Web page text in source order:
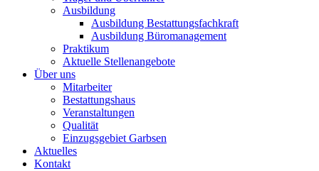
Ausbildung
Ausbildung Bestattungsfachkraft
Ausbildung Büromanagement
Praktikum
Aktuelle Stellenangebote
Über uns
Mitarbeiter
Bestattungshaus
Veranstaltungen
Qualität
Einzugsgebiet Garbsen
Aktuelles
Kontakt